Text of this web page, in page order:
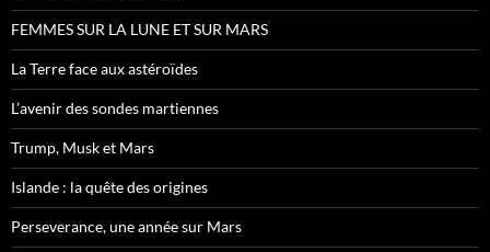
FEMMES SUR LA LUNE ET SUR MARS
La Terre face aux astéroïdes
L’avenir des sondes martiennes
Trump, Musk et Mars
Islande : la quête des origines
Perseverance, une année sur Mars